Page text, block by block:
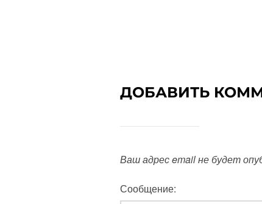
ДОБАВИТЬ
Ваш адрес email не будет
Сообщение: